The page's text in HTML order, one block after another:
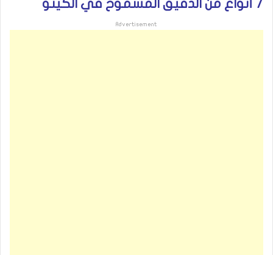
7 أنواع من الدقيق المسموح في الكيتو
Advertisement